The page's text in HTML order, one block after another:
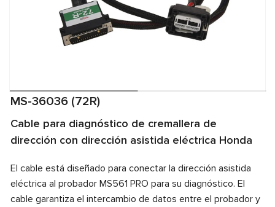
MS-36036 (72R)
Cable para diagnóstico de cremallera de
dirección con dirección asistida eléctrica Honda
El cable está diseñado para conectar la dirección asistida
eléctrica al probador MS561 PRO para su diagnóstico. El
cable garantiza el intercambio de datos entre el probador y